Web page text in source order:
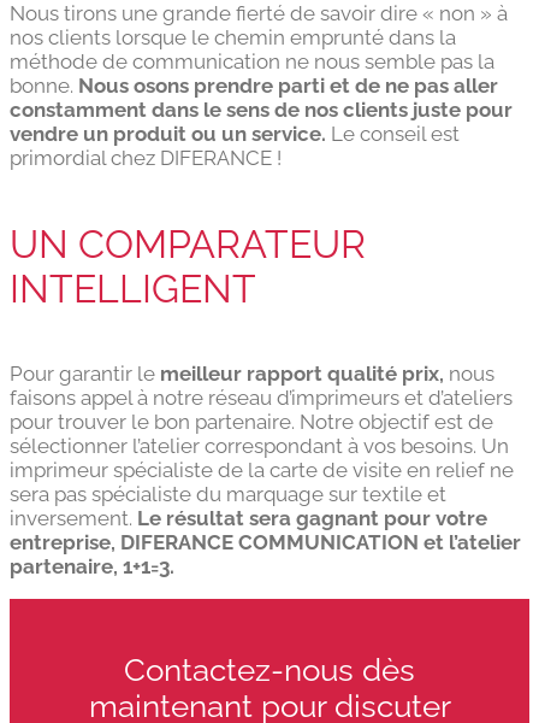
Nous tirons une grande fierté de savoir dire « non » à
nos clients lorsque le chemin emprunté dans la
méthode de communication ne nous semble pas la
bonne. Nous osons prendre parti et de ne pas aller
constamment dans le sens de nos clients juste pour
vendre un produit ou un service. Le conseil est
primordial chez DIFERANCE !
UN COMPARATEUR
INTELLIGENT
Pour garantir le meilleur rapport qualité prix, nous
faisons appel à notre réseau d’imprimeurs et d’ateliers
pour trouver le bon partenaire. Notre objectif est de
sélectionner l’atelier correspondant à vos besoins. Un
imprimeur spécialiste de la carte de visite en relief ne
sera pas spécialiste du marquage sur textile et
inversement. Le résultat sera gagnant pour votre
entreprise, DIFERANCE COMMUNICATION et l’atelier
partenaire, 1+1=3.
Contactez-nous dès
maintenant pour discuter